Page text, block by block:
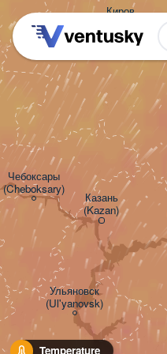
Temperature
Казань
(Kazan)
Киров
Чебоксары
(Cheboksary)
Ульяновск
(Ul'yanovsk)